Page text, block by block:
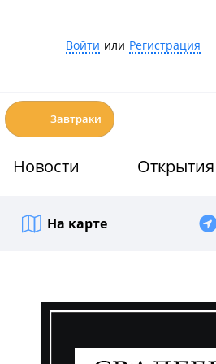
Войти или Регистрация
Завтраки
Новости Открытия
На карте